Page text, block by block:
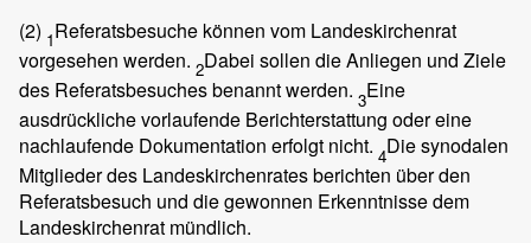
(2) 1Referatsbesuche können vom Landeskirchenrat
vorgesehen werden. 2Dabei sollen die Anliegen und Ziele
des Referatsbesuches benannt werden. 3Eine
ausdrückliche vorlaufende Berichterstattung oder eine
nachlaufende Dokumentation erfolgt nicht. 4Die synodalen
Mitglieder des Landeskirchenrates berichten über den
Referatsbesuch und die gewonnen Erkenntnisse dem
Landeskirchenrat mündlich.